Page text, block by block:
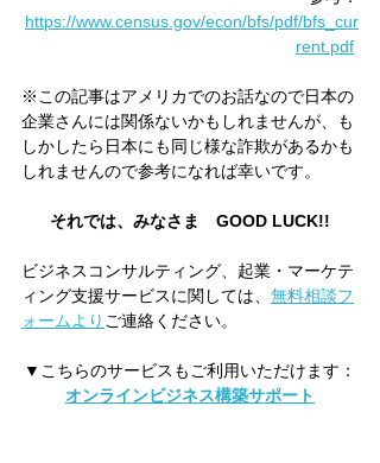
https://www.census.gov/econ/bfs/pdf/bfs_cur
rent.pdf
※この記事はアメリカでのお話なので日本の
企業さんには関係ないかもしれませんが、も
しかしたら日本にも同じ様な詐欺があるかも
しれませんので参考になれば幸いです。
それでは、みなさま　GOOD LUCK!!
ビジネスコンサルティング、起業・マーケテ
ィング支援サービスに関しては、 無料相談フ
ォームより ご連絡ください。
▼こちらのサービスもご利用いただけます：
オンラインビジネス構築サポート